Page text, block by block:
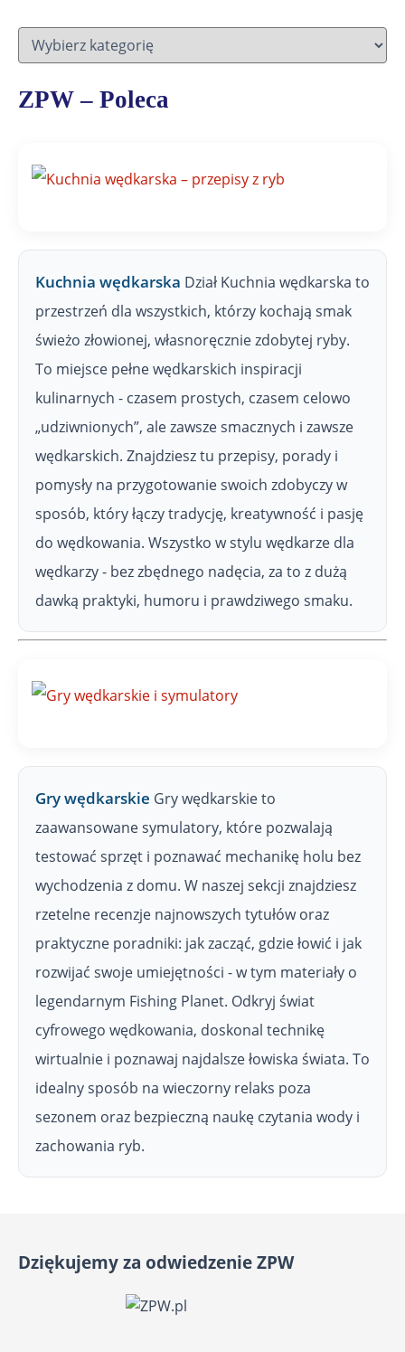
D
a
łZPW – Poleca
Kuchnia wędkarska Dział Kuchnia wędkarska to
przestrzeń dla wszystkich, którzy kochają smak
świeżo złowionej, własnoręcznie zdobytej ryby.
To miejsce pełne wędkarskich inspiracji
kulinarnych - czasem prostych, czasem celowo
„udziwnionych”, ale zawsze smacznych i zawsze
wędkarskich. Znajdziesz tu przepisy, porady i
pomysły na przygotowanie swoich zdobyczy w
sposób, który łączy tradycję, kreatywność i pasję
do wędkowania. Wszystko w stylu wędkarze dla
wędkarzy - bez zbędnego nadęcia, za to z dużą
dawką praktyki, humoru i prawdziwego smaku.
Gry wędkarskie Gry wędkarskie to
zaawansowane symulatory, które pozwalają
testować sprzęt i poznawać mechanikę holu bez
wychodzenia z domu. W naszej sekcji znajdziesz
rzetelne recenzje najnowszych tytułów oraz
praktyczne poradniki: jak zacząć, gdzie łowić i jak
rozwijać swoje umiejętności - w tym materiały o
legendarnym Fishing Planet. Odkryj świat
cyfrowego wędkowania, doskonal technikę
wirtualnie i poznawaj najdalsze łowiska świata. To
idealny sposób na wieczorny relaks poza
sezonem oraz bezpieczną naukę czytania wody i
zachowania ryb.
Dziękujemy za odwiedzenie ZPW